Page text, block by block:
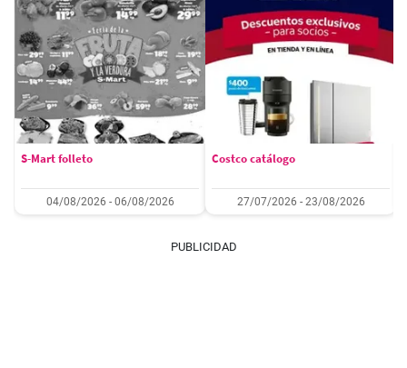
S-Mart folleto
04/08/2026 - 06/08/2026
Costco catálogo
27/07/2026 - 23/08/2026
PUBLICIDAD